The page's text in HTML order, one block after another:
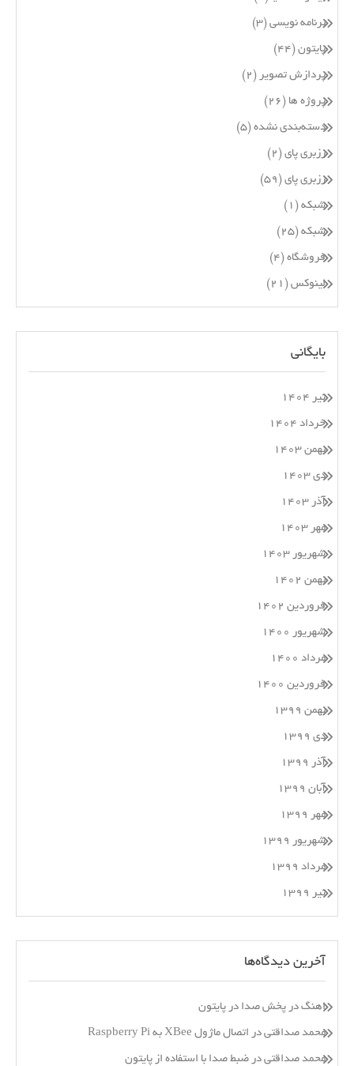
برنامه نویسی (۳)
پایتون (۴۴)
پردازش تصویر (۲)
پروژه ها (۲۶)
دسته‌بندی نشده (۵)
رزبری پای (۲)
رزبری پای (۵۹)
شبکه (۱)
شبکه (۲۵)
فروشگاه (۴)
لینوکس (۲۱)
بایگانی
تیر ۱۴۰۴
خرداد ۱۴۰۴
بهمن ۱۴۰۳
دی ۱۴۰۳
آذر ۱۴۰۳
مهر ۱۴۰۳
شهریور ۱۴۰۳
بهمن ۱۴۰۲
فروردین ۱۴۰۲
شهریور ۱۴۰۰
مرداد ۱۴۰۰
فروردین ۱۴۰۰
بهمن ۱۳۹۹
دی ۱۳۹۹
آذر ۱۳۹۹
آبان ۱۳۹۹
مهر ۱۳۹۹
شهریور ۱۳۹۹
مرداد ۱۳۹۹
تیر ۱۳۹۹
آخرین دیدگاه‌ها
اهنگ در پخش صدا در پایتون
محمد صداقتی در اتصال ماژول XBee به Raspberry Pi
محمد صداقتی در ضبط صدا با استفاده از پایتون